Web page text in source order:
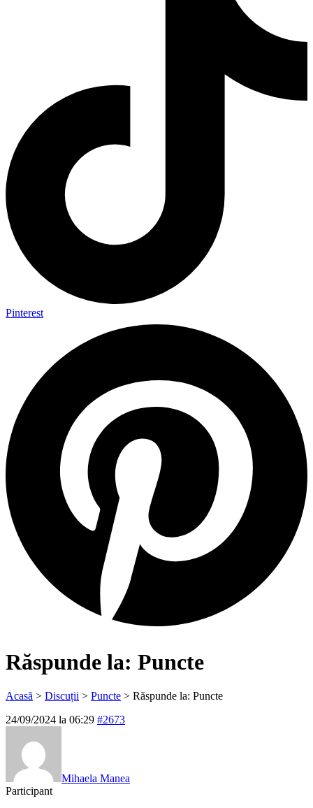
Pinterest
Răspunde la: Puncte
Acasă > Discuții > Puncte > Răspunde la: Puncte
24/09/2024 la 06:29 #2673
Mihaela Manea
Participant